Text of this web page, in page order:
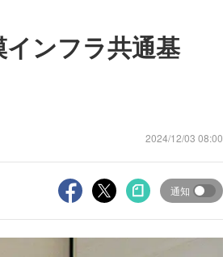
ンフラ共通基
2024/12/03 08:00
通知